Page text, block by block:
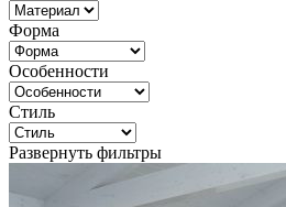
Форма
Особенности
Стиль
Развернуть фильтры